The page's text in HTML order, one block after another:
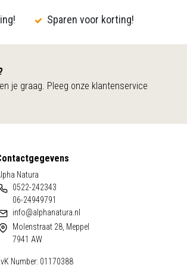
Sparen voor korting!
je graag. Pleeg onze klantenservice
Natura
0522-242343
06-24949791
info@alphanatura.nl
Molenstraat 28, Meppel
7941 AW
Number: 01170388